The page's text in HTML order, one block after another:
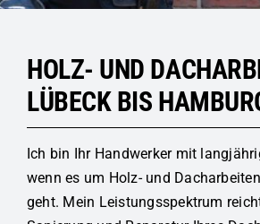
HOLZ- UND
LÜBECK BIS
Ich bin Ihr Handwerker mit
wenn es um Holz- und
geht. Mein Leistungsspektrum